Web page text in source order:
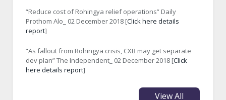
“Reduce cost of Rohingya relief operations” Daily
Prothom Alo_ 02 December 2018 [Click here details
report]
“As fallout from Rohingya crisis, CXB may get separate
dev plan” The Independent_ 02 December 2018 [Click
here details report]
View All